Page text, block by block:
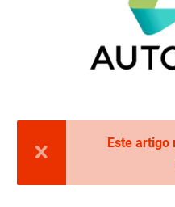
Este artigo